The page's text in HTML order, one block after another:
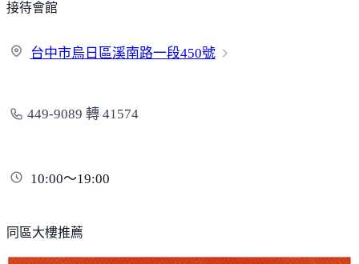
接待會館
台中市烏日區溪南路一段450號
449-9089 轉 41574
10:00～19:00
同區大樓推薦